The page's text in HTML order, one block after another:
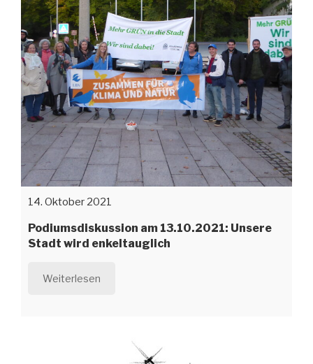
14. Oktober 2021
Podiumsdiskussion am 13.10.2021: Unsere
Stadt wird enkeltauglich
Weiterlesen